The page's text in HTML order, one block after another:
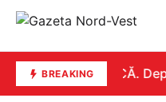
BREAKINGREPLICĂ.